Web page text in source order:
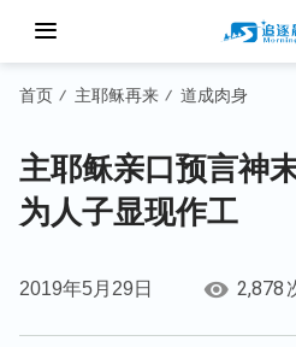
首页 / 主耶稣再来 / 道成肉身
主耶稣亲口预言神
为人子显现作工
2019年5月29日 2,878